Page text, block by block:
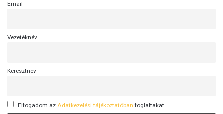
Email
Vezetéknév
Keresztnév
Elfogadom az Adatkezelési tájékoztatóban foglaltakat.